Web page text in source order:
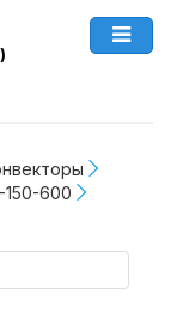
150-600